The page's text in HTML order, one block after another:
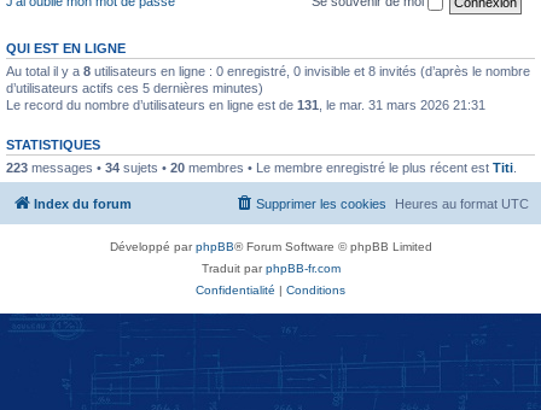
QUI EST EN LIGNE
Au total il y a 8 utilisateurs en ligne : 0 enregistré, 0 invisible et 8 invités (d’après le nombre
d’utilisateurs actifs ces 5 dernières minutes)
Le record du nombre d’utilisateurs en ligne est de 131 , le mar. 31 mars 2026 21:31
STATISTIQUES
223 messages • 34 sujets • 20 membres • Le membre enregistré le plus récent est Titi
Index du forum Heures au format UTC
Supprimer les cookies
Développé parphpBB® Forum Software © phpBB Limited
Traduit parphpBB-fr.com
Confidentialité | Conditions